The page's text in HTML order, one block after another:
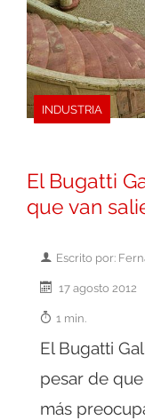
INDUSTRIA
El Bugatti
que van
Escrito por:
17 agosto 2012
1 min.
El Bugatti
pesar de
más